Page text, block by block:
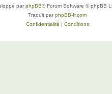
parphpBB® Forum Software © phpBB
Traduit parphpBB-fr.com
Confidentialité | Conditions